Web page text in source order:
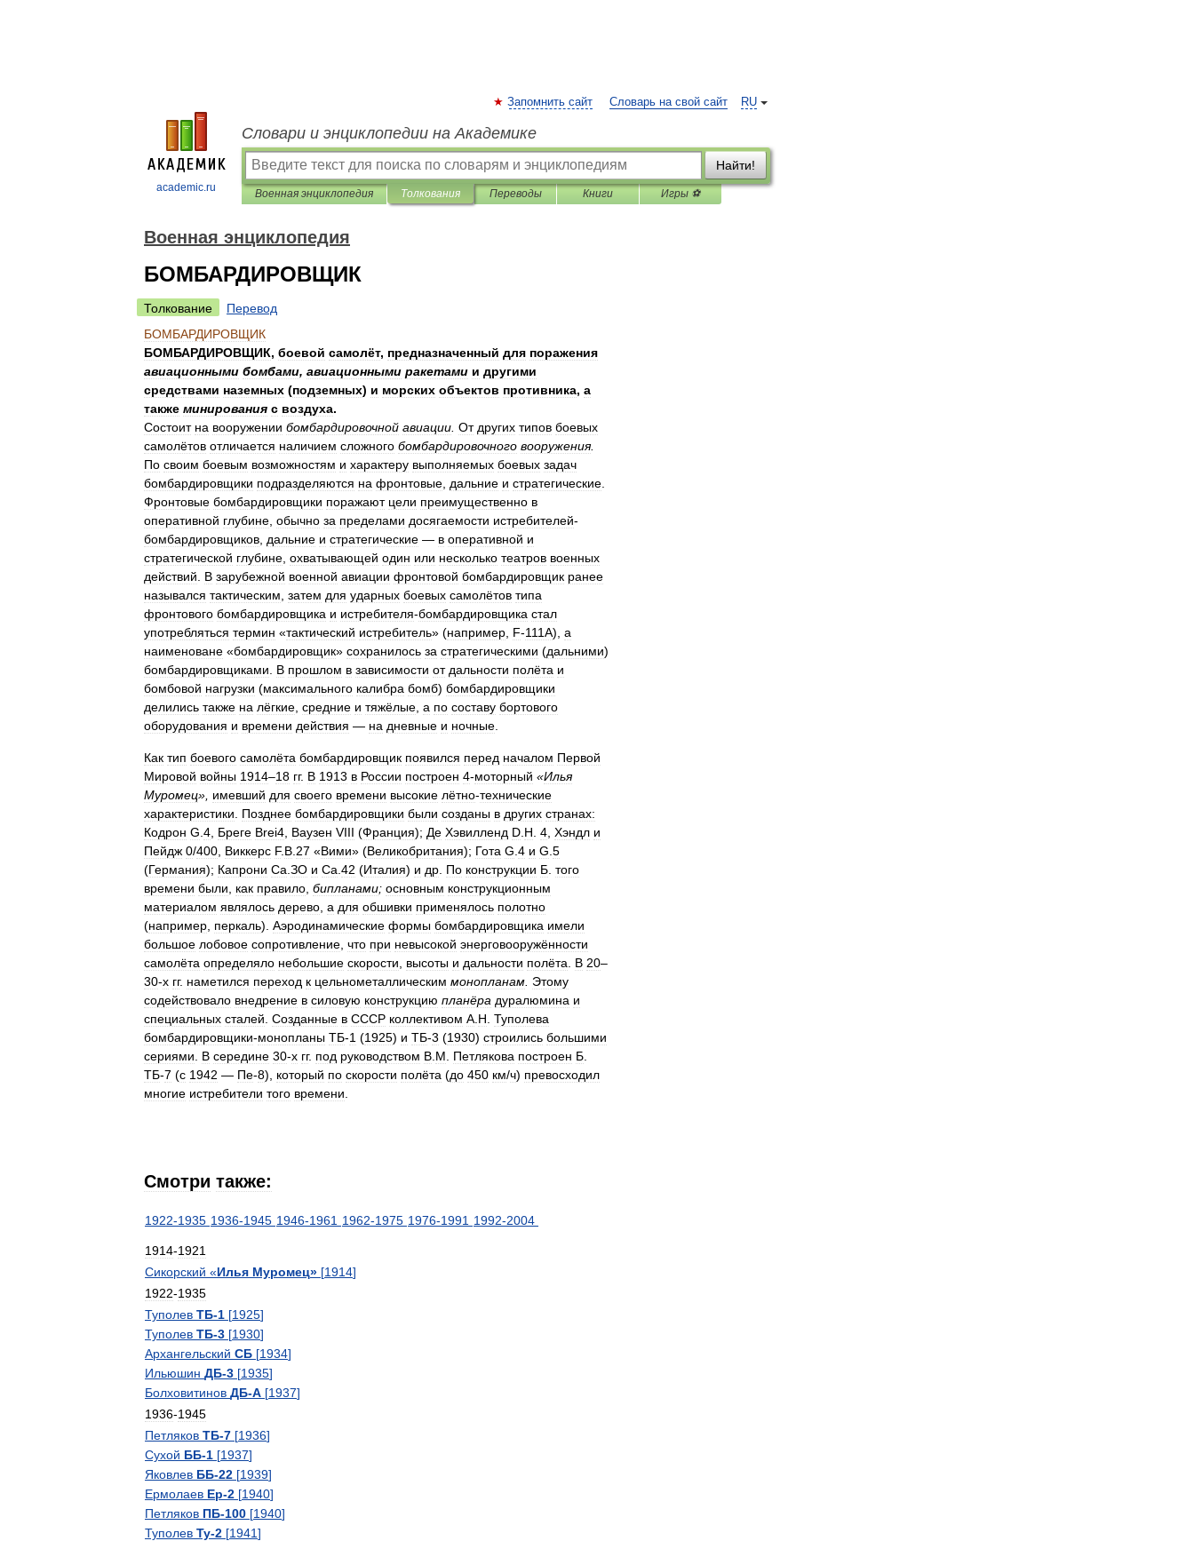
academic.ru
RU
Запомнить сайт Словарь на свой сайт
Словари и энциклопедии на Академике
Найти!
Военная энциклопедия Толкования Переводы Книги Игры ⚽
Военная энциклопедия
БОМБАРДИРОВЩИК
Толкование
Перевод
БОМБАРДИРОВЩИК
БОМБАРДИРОВЩИК, боевой самолёт, предназначенный для поражения
авиационными бомбами, авиационными ракетами и другими
средствами наземных (подземных) и морских объектов противника, а
также минирования с воздуха.
Состоит на вооружении бомбардировочной авиации От других типов боевых
самолётов отличается наличием сложного бомбардировочного вооружения.
По своим боевым возможностям и характеру выполняемых боевых задач
бомбардировщики подразделяются на фронтовые дальние и стратегические
Фронтовые бомбардировщики поражают цели преимущественно в
оперативной глубине обычно за пределами досягаемости истребителей-
бомбардировщиков дальние и стратегические — в оперативной и
стратегической глубине охватывающей один или несколько театров военных
действий
В зарубежной военной авиации фронтовой бомбардировщик ранее
назывался тактическим затем для ударных боевых самолётов типа
фронтового бомбардировщика и истребителя-бомбардировщика стал
употребляться термин «тактический истребитель» (например F-111A), а
наименоване «бомбардировщик» сохранилось за стратегическими (дальними)
бомбардировщиками
В прошлом в зависимости от дальности полёта и
бомбовой нагрузки (максимального калибра бомб) бомбардировщики
делились также на лёгкие средние и тяжёлые а по составу бортового
оборудования и времени действия — на дневные и ночные
Как тип боевого самолёта бомбардировщик появился перед началом Первой
Мировой войны 1914–18 гг. В 1913 в России построен 4-моторный «Илья
Муромец», имевший для своего времени высокие лётно-технические
характеристики
Позднее бомбардировщики были созданы в других странах:
Кодрон G 4 Бреге Brei4 Ваузен VIII (Франция); Де Хэвилленд D H 4 Хэндл и
Пейдж 0/400 Виккерс F. B 27 «Вими» (Великобритания); Гота G 4 и G 5
(Германия); Капрони Са ЗО и Са 42 (Италия) и др По конструкции Б того
времени были как правило бипланами; основным конструкционным
материалом являлось дерево а для обшивки применялось полотно
(например перкаль). Аэродинамические формы бомбардировщика имели
большое лобовое сопротивление что при невысокой энерговооружённости
самолёта определяло небольшие скорости высоты и дальности полёта В 20–
30-х гг. наметился переход к цельнометаллическим монопланам Этому
содействовало внедрение в силовую конструкцию планёра дуралюмина и
специальных сталей Созданные в СССР коллективом А Н Туполева
бомбардировщики-монопланы ТБ-1 (1925) и ТБ-3 (1930) строились большими
сериями
В середине 30-х гг. под руководством В М Петлякова построен Б
ТБ-7 (с 1942 — Пе-8), который по скорости полёта (до 450 км/ч) превосходил
многие истребители того времени
Смотри также:
1922-1935 1936-1945 1946-1961 1962-1975 1976-1991 1992-2004
1914-1921
Сикорский «Илья Муромец» [1914]
1922-1935
Туполев ТБ-1 [1925]
Туполев ТБ-3 [1930]
Архангельский СБ [1934]
Ильюшин ДБ-3 [1935]
Болховитинов ДБ-А [1937]
1936-1945
Петляков ТБ-7 [1936]
Сухой ББ-1 [1937]
Яковлев ББ-22 [1939]
Ермолаев Ер-2 [1940]
Петляков ПБ-100 [1940]
Туполев Ту-2 [1941]